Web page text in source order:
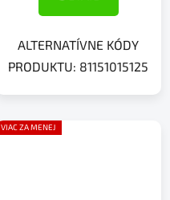
ALTERNATÍVNE KÓDY
PRODUKTU: 81151015125
VIAC ZA MENEJ